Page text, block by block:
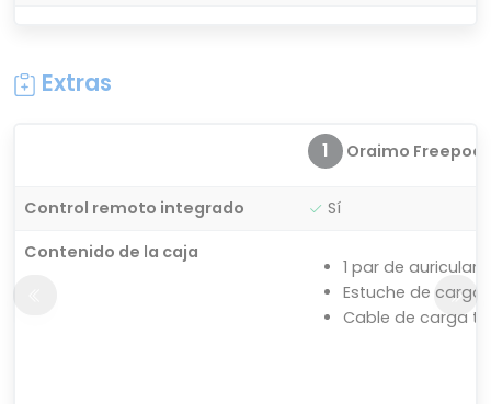
Extras
1 Oraimo
Control remoto integrado
Sí
Contenido de la caja
1 par de
Estuche de carga
Cable de carga